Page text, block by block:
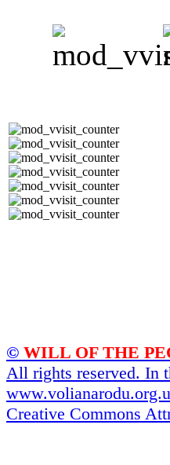
© WILL OF THE
All rights reserved. In
Creative Commons